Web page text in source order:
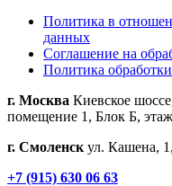
Политика в
данных
Соглашение на
Политика
г. Москва Киевское
помещение 1, Блок Б,
г. Смоленскул. Кашена,
+7 (915) 630 06 63